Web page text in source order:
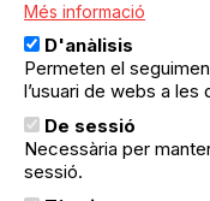
Menú
Legal
Política de privacitat
Avís legal
Política de cookies
El Quèdequè no es fa
programades; en són
organitzadors.
Més informació
D'anàlisis
Permeten el
l’usuari de webs a les
De sessió
Necessària per
sessió.